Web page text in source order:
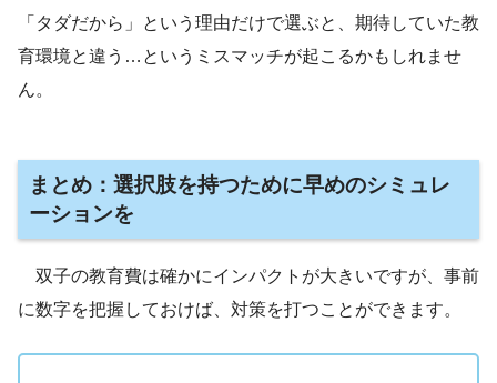
「タダだから」という理由だけで選ぶと、期待していた教
育環境と違う…というミスマッチが起こるかもしれませ
ん。
まとめ：選択肢を持つために早めのシミュレ
ーションを
双子の教育費は確かにインパクトが大きいですが、事前
に数字を把握しておけば、対策を打つことができます。